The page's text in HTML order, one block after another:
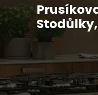
Stodůlky,